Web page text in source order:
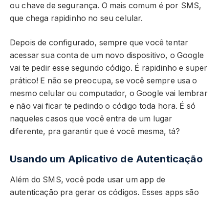
ou chave de segurança. O mais comum é por SMS,
que chega rapidinho no seu celular.
Depois de configurado, sempre que você tentar
acessar sua conta de um novo dispositivo, o Google
vai te pedir esse segundo código. É rapidinho e super
prático! E não se preocupa, se você sempre usa o
mesmo celular ou computador, o Google vai lembrar
e não vai ficar te pedindo o código toda hora. É só
naqueles casos que você entra de um lugar
diferente, pra garantir que é você mesma, tá?
Usando um Aplicativo de Autenticação
Além do SMS, você pode usar um app de
autenticação pra gerar os códigos. Esses apps são